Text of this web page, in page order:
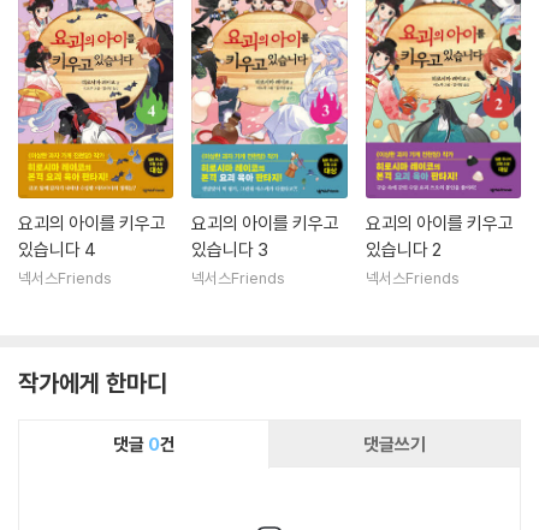
요괴의 아이를 키우고
있습니다 4
넥서스Friends
요괴의 아이를 키우고
있습니다 3
넥서스Friends
요괴의 아이를 키우고
있습니다 2
넥서스Friends
작가에게 한마디
댓글 0건 댓글쓰기